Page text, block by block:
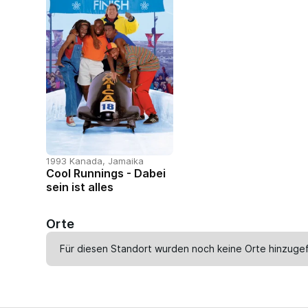
1993 Kanada, Jamaika
Cool Runnings - Dabei
sein ist alles
Orte
Für diesen Standort wurden noch keine Orte